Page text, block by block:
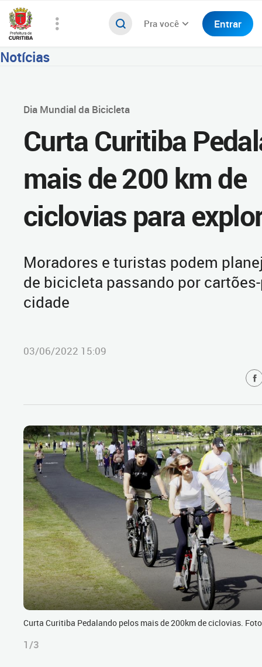
Pra você Entrar
Notícias
Dia Mundial da Bicicleta
Curta Curitiba
mais de 200 km de
ciclovias para
Moradores e turistas podem
de bicicleta passando por
cidade
03/06/2022 15:09
Curta Curitiba Pedalando pelos mais de 200km de ciclovias.
1/3